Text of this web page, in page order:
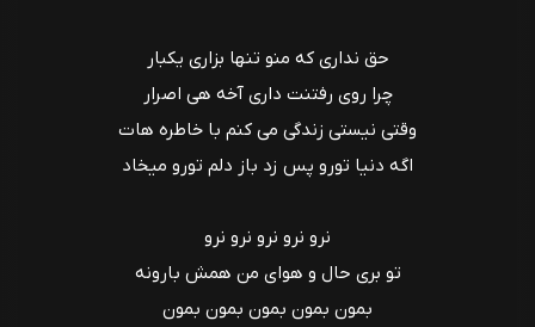
حق نداری که منو تنها بزاری یکبار
چرا روی رفتنت داری آخه هی اصرار
وقتی نیستی زندگی می کنم با خاطره هات
اگه دنیا تورو پس زد باز دلم تورو میخاد
نرو نرو نرو نرو نرو
تو بری حال و هوای من همش بارونه
بمون بمون بمون بمون بمون